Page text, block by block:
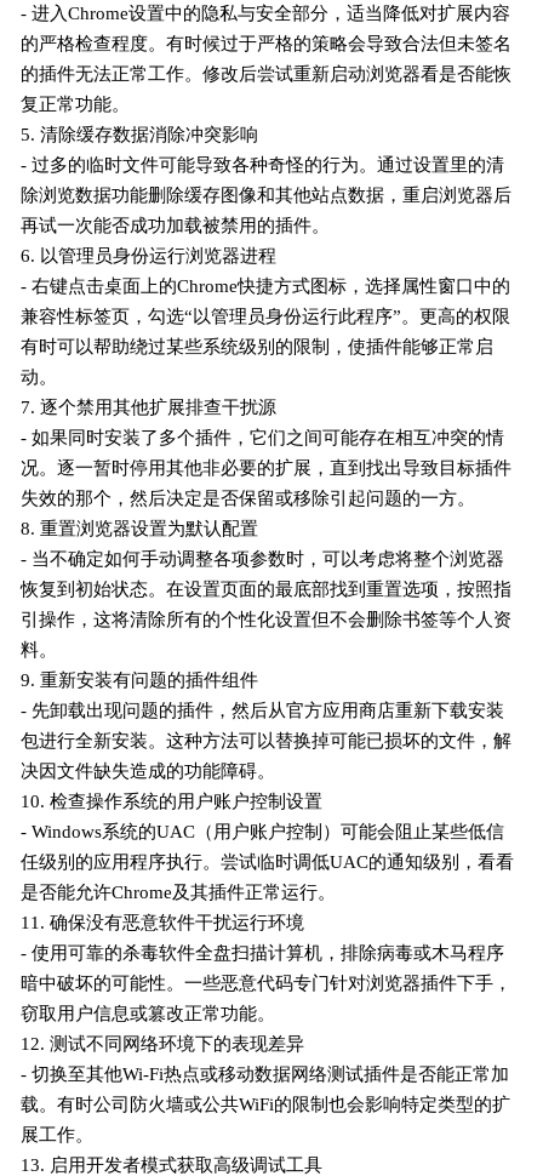
- 进入Chrome设置中的隐私与安全部分，适当降低对扩展内容
的严格检查程度。有时候过于严格的策略会导致合法但未签名
的插件无法正常工作。修改后尝试重新启动浏览器看是否能恢
复正常功能。
5. 清除缓存数据消除冲突影响
- 过多的临时文件可能导致各种奇怪的行为。通过设置里的清
除浏览数据功能删除缓存图像和其他站点数据，重启浏览器后
再试一次能否成功加载被禁用的插件。
6. 以管理员身份运行浏览器进程
- 右键点击桌面上的Chrome快捷方式图标，选择属性窗口中的
兼容性标签页，勾选“以管理员身份运行此程序”。更高的权限
有时可以帮助绕过某些系统级别的限制，使插件能够正常启
动。
7. 逐个禁用其他扩展排查干扰源
- 如果同时安装了多个插件，它们之间可能存在相互冲突的情
况。逐一暂时停用其他非必要的扩展，直到找出导致目标插件
失效的那个，然后决定是否保留或移除引起问题的一方。
8. 重置浏览器设置为默认配置
- 当不确定如何手动调整各项参数时，可以考虑将整个浏览器
恢复到初始状态。在设置页面的最底部找到重置选项，按照指
引操作，这将清除所有的个性化设置但不会删除书签等个人资
料。
9. 重新安装有问题的插件组件
- 先卸载出现问题的插件，然后从官方应用商店重新下载安装
包进行全新安装。这种方法可以替换掉可能已损坏的文件，解
决因文件缺失造成的功能障碍。
10. 检查操作系统的用户账户控制设置
- Windows系统的UAC（用户账户控制）可能会阻止某些低信
任级别的应用程序执行。尝试临时调低UAC的通知级别，看看
是否能允许Chrome及其插件正常运行。
11. 确保没有恶意软件干扰运行环境
- 使用可靠的杀毒软件全盘扫描计算机，排除病毒或木马程序
暗中破坏的可能性。一些恶意代码专门针对浏览器插件下手，
窃取用户信息或篡改正常功能。
12. 测试不同网络环境下的表现差异
- 切换至其他Wi-Fi热点或移动数据网络测试插件是否能正常加
载。有时公司防火墙或公共WiFi的限制也会影响特定类型的扩
展工作。
13. 启用开发者模式获取高级调试工具